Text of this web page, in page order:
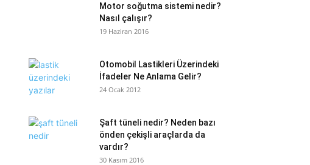
Motor soğutma sistemi nedir?
Nasıl çalışır?
19 Haziran 2016
Otomobil Lastikleri Üzerindeki
İfadeler Ne Anlama Gelir?
24 Ocak 2012
Şaft tüneli nedir? Neden bazı
önden çekişli araçlarda da
vardır?
30 Kasım 2016